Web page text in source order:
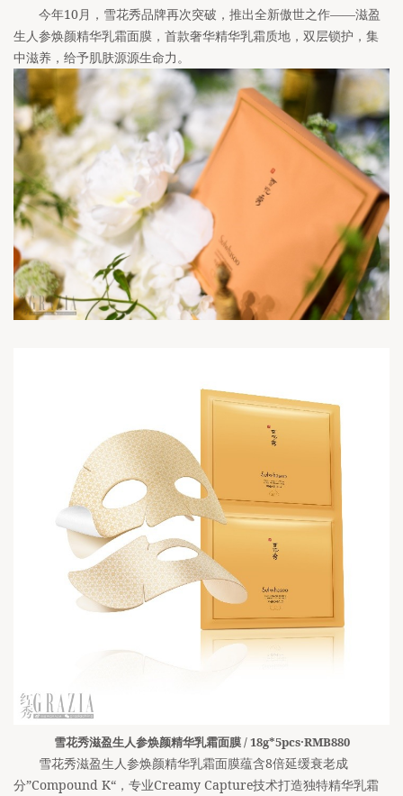
今年10月，雪花秀品牌再次突破，推出全新傲世之作——滋盈
生人参焕颜精华乳霜面膜，首款奢华精华乳霜质地，双层锁护，集
中滋养，给予肌肤源源生命力。
雪花秀滋盈生人参焕颜精华乳霜面膜 / 18g*5pcs·RMB880
雪花秀滋盈生人参焕颜精华乳霜面膜蕴含8倍延缓衰老成
分”Compound K“，专业Creamy Capture技术打造独特精华乳霜